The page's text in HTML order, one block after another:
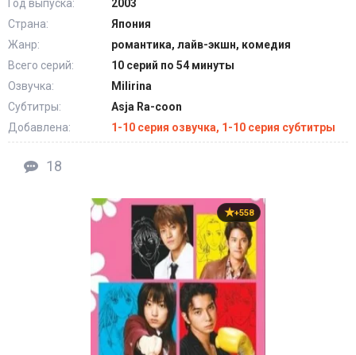
Год выпуска:
2003
Страна:
Япония
Жанр:
романтика, лайв-экшн, комедия
Всего серий:
10 серий по 54 минуты
Озвучка:
Milirina
Субтитры:
Asja Ra-coon
Добавлена:
1-10 серия озвучка, 1-10 серия субтитры
18
+558